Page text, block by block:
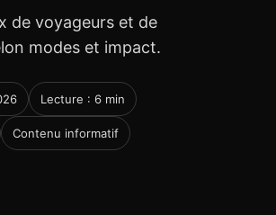
de voyageurs et de
modes et impact.
Lecture : 6 min
Contenu informatif